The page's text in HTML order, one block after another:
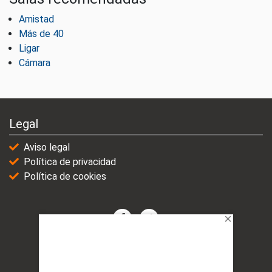
Amistad
Más de 40
Ligar
Cámara
Legal
Aviso legal
Política de privacidad
Política de cookies